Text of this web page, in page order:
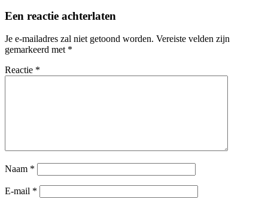
Een reactie achterlaten
Je e-mailadres zal niet getoond worden. Vereiste velden zijn
gemarkeerd met *
Reactie *
Naam *
E-mail *